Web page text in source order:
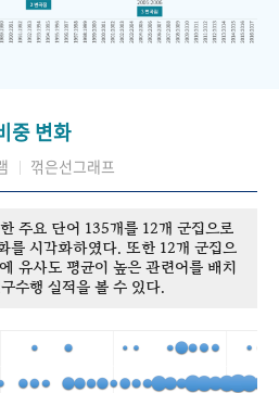
중 변화
꺾은선그래프
주요 단어 135개를 12개 군집으로
를 시각화하였다. 또한 12개 군집으
유사도 평균이 높은 관련어를 배치
수행 실적을 볼 수 있다.